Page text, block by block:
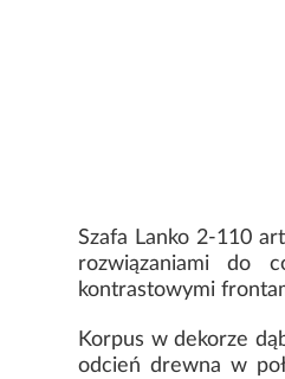
Szafa Lanko 2-110
rozwiązaniami do
kontrastowymi
Korpus w dekorze
odcień drewna w